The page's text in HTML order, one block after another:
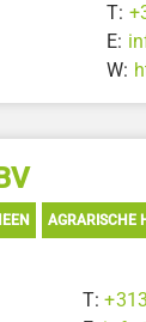
T:
E:
W:
AGRARISCHE
T: